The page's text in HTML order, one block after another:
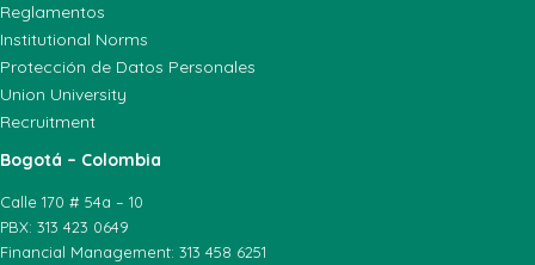
Reglamentos
Institutional Norms
Protección de Datos Personales
Union University
Recruitment
Bogotá – Colombia
Calle 170 # 54a – 10
PBX: 313 423 0649
Financial Management: 313 458 6251